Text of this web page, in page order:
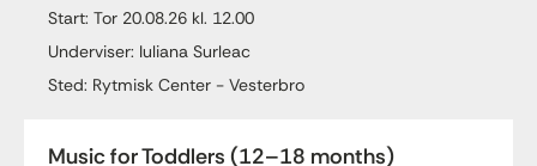
Start: Tor 20.08.26 kl. 12.00
Underviser: Iuliana Surleac
Sted: Rytmisk Center - Vesterbro
Music for Toddlers (12–18 months)